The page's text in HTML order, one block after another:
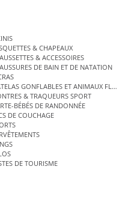
& CHAPEAUX
& ACCESSOIRES
DE BAIN ET DE NATATION
GONFLABLES ET ANIMAUX
& TRAQUEURS SPORT
BÉBÉS DE RANDONNÉE
DE COUCHAGE
DE TOURISME